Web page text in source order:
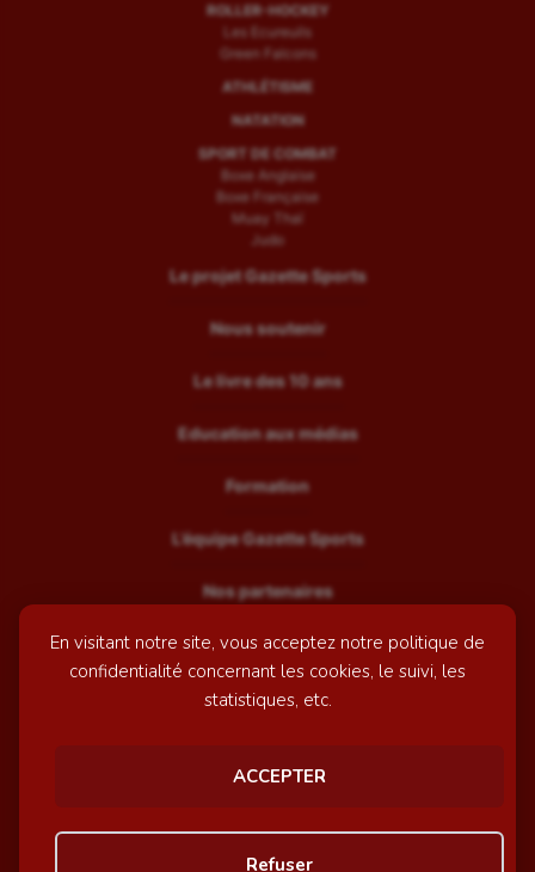
En visitant notre site, vous acceptez notre politique de
confidentialité concernant les cookies, le suivi, les
statistiques, etc.
ACCEPTER
Refuser
ROLLER-HOCKEY
Les Ecureuils
Green Falcons
ATHLÉTISME
NATATION
SPORT DE COMBAT
Boxe Anglaise
Boxe Française
Muay Thaï
Judo
Le projet Gazette Sports
Nous soutenir
Le livre des 10 ans
Education aux médias
Formation
L’équipe Gazette Sports
Nos partenaires
Recrutement
Mentions légales
© GazetteSports - 2026 | Site internet réalisé par